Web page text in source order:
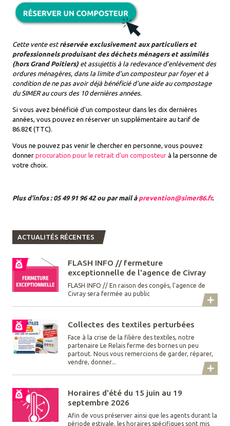
Cette vente estréservée exclusivement aux particuliers et
professionnels produisant des déchets ménagers et assimilés
(hors Grand Poitiers) et assujettis à la redevance d’enlèvement des
ordures ménagères, dans la limite d’un composteur par foyer et à
condition de ne pas avoir déjà bénéficié d’une aide au compostage
du SIMER au cours des 10 dernières années.
Si vous avez bénéficié d'un composteur dans les dix dernières
années, vous pouvez en réserver un supplémentaire au tarif de
86.82€ (TTC).
Vous ne pouvez pas venir le chercher en personne, vous pouvez
donner procuration pour le retrait d'un composteur à la personne de
votre choix.
Plus d'infos : 05 49 91 96 42 ou par mail à prevention@simer86.fr.
ACTUALITÉS RÉCENTES
FLASH INFO // fermeture
exceptionnelle de l'agence de Civray
FLASH INFO // En raison des congés, l'agence de
Civray sera fermée au public
Collectes des textiles perturbées
Face à la crise de la filière des textiles, notre
partenaire Le Relais ferme des bornes un peu
partout. Nous vous remercions de garder, réparer,
vendre, donner...
Horaires d'été du 15 juin au 19
septembre 2026
Afin de vous préserver ainsi que les agents durant la
période estivale, les horaires spécifiques sont mis